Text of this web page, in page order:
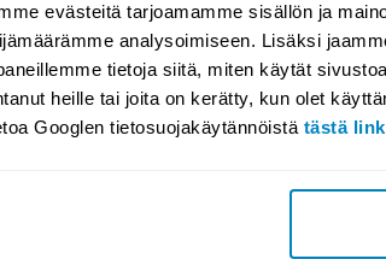
evästeitä tarjoamamme sisällön ja
analysoimiseen. Lisäksi
tietoja siitä, miten käytät
heille tai joita on kerätty, kun olet
Googlen tietosuojakäytännöistä tästä